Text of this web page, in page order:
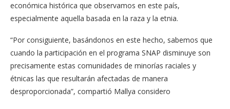
económica histórica que observamos en este país,
especialmente aquella basada en la raza y la etnia.
“Por consiguiente, basándonos en este hecho, sabemos que
cuando la participación en el programa SNAP disminuye son
precisamente estas comunidades de minorías raciales y
étnicas las que resultarán afectadas de manera
desproporcionada”, compartió Mallya considero